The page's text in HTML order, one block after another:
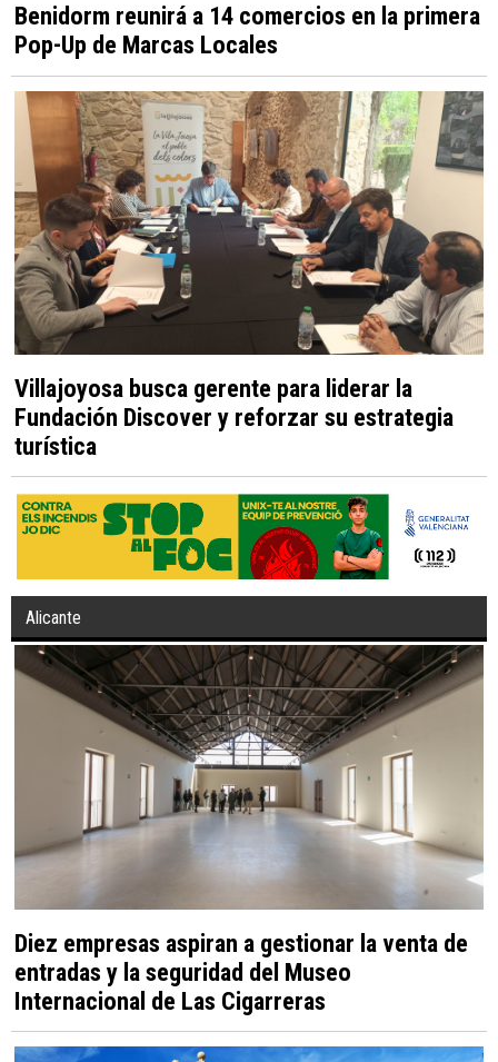
Benidorm reunirá a 14 comercios en la primera
Pop-Up de Marcas Locales
Villajoyosa busca gerente para liderar la
Fundación Discover y reforzar su estrategia
turística
Alicante
Diez empresas aspiran a gestionar la venta de
entradas y la seguridad del Museo
Internacional de Las Cigarreras